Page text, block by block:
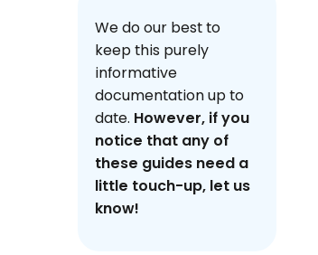
We do our best to
keep this purely
informative
documentation up to
date. However, if you
notice that any of
these guides need a
little touch-up, let us
know!